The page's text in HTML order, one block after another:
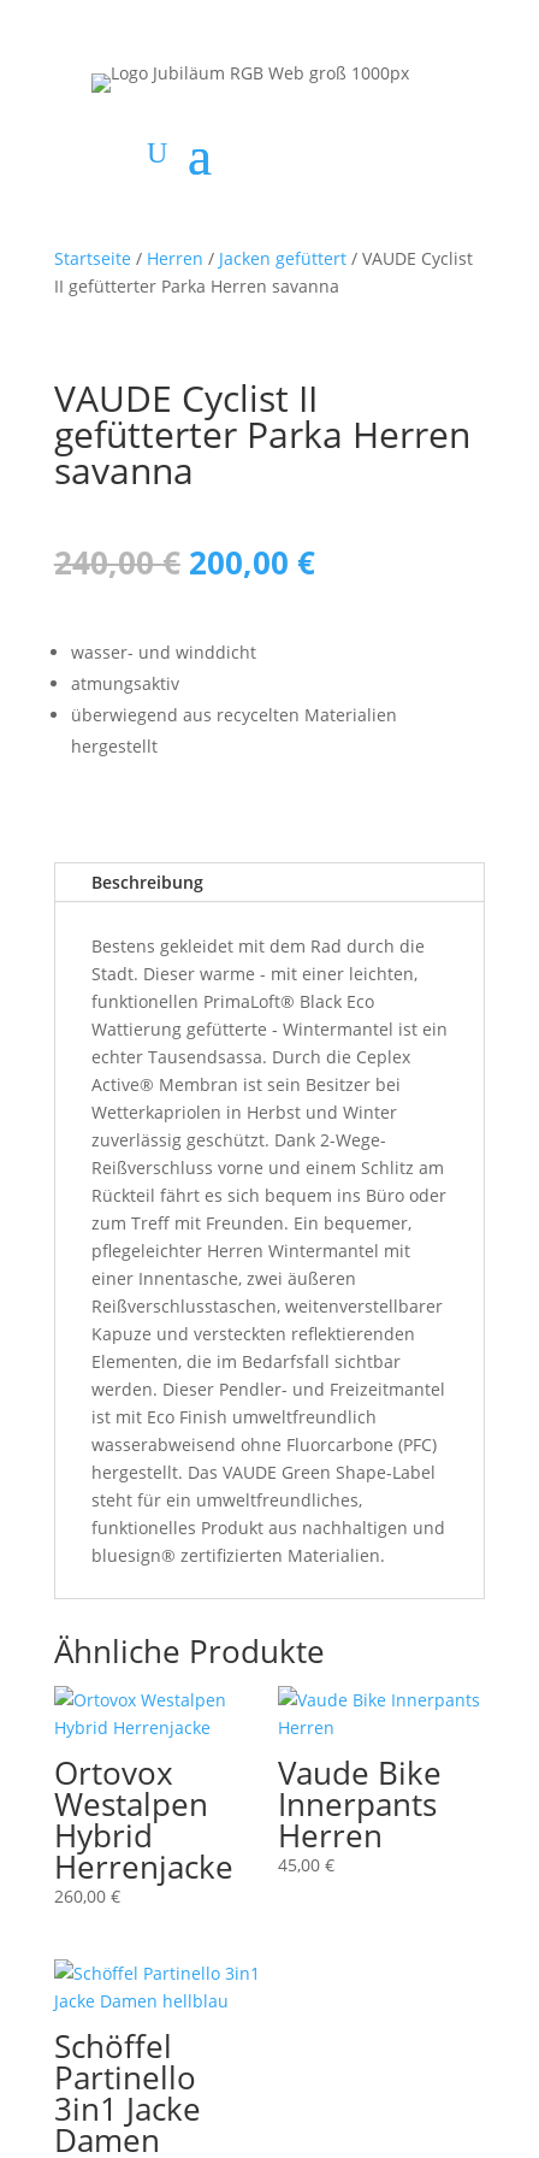
Startseite / Herren / Jacken gefüttert/ VAUDE Cyclist
II gefütterter Parka Herren savanna
VAUDE Cyclist II
gefütterter Parka Herren
savanna
240,00€ Ursprünglicher
Preis
240,00 €
200,00 €Aktueller
Preis
wasser- und winddicht
atmungsaktiv
überwiegend aus recycelten Materialien
hergestellt
Beschreibung
Bestens gekleidet mit dem Rad durch die
Stadt. Dieser warme - mit einer leichten,
funktionellen PrimaLoft® Black Eco
Wattierung gefütterte - Wintermantel ist ein
echter Tausendsassa. Durch die Ceplex
Active® Membran ist sein Besitzer bei
Wetterkapriolen in Herbst und Winter
zuverlässig geschützt. Dank 2-Wege-
Reißverschluss vorne und einem Schlitz am
Rückteil fährt es sich bequem ins Büro oder
zum Treff mit Freunden. Ein bequemer,
pflegeleichter Herren Wintermantel mit
einer Innentasche, zwei äußeren
Reißverschlusstaschen, weitenverstellbarer
Kapuze und versteckten reflektierenden
Elementen, die im Bedarfsfall sichtbar
werden. Dieser Pendler- und Freizeitmantel
ist mit Eco Finish umweltfreundlich
wasserabweisend ohne Fluorcarbone (PFC)
hergestellt. Das VAUDE Green Shape-Label
steht für ein umweltfreundliches,
funktionelles Produkt aus nachhaltigen und
bluesign® zertifizierten Materialien.
Ähnliche Produkte
Ortovox
Westalpen
Hybrid
Herrenjacke
260,00 €
Vaude Bike
Innerpants
Herren
45,00€
Schöffel
Partinello
3in1 Jacke
Damen